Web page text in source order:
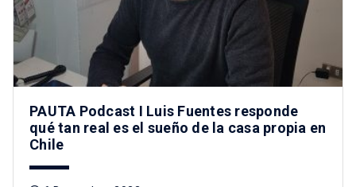
PAUTA Podcast I Luis Fuentes responde
qué tan real es el sueño de la casa propia en
Chile